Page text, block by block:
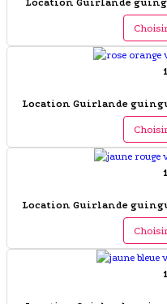
Location Guirlande
Location Guirlande
Location Guirlande